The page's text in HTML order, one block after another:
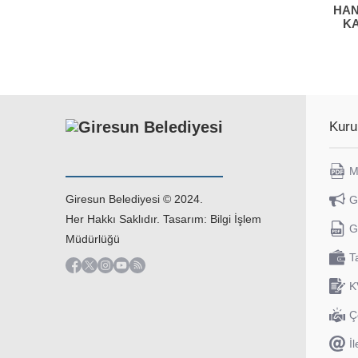
Giresun Belediyesi © 2024.
Her Hakkı Saklıdır. Tasarım: Bilgi İşlem
Müdürlüğü